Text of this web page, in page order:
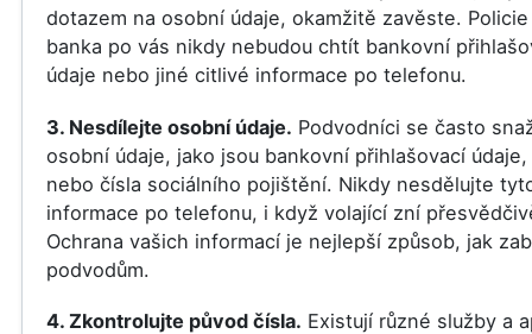
dotazem na osobní údaje, okamžitě zavěste.
banka po vás nikdy nebudou chtít bankovní
údaje nebo jiné citlivé informace po telefonu.
3. Nesdílejte osobní údaje. Podvodníci se často
osobní údaje, jako jsou bankovní přihlašovací
nebo čísla sociálního pojištění. Nikdy nesdělujte
informace po telefonu, i když volající zní
Ochrana vašich informací je nejlepší způsob, jak
podvodům.
4. Zkontrolujte původ čísla. Existují různé služby a